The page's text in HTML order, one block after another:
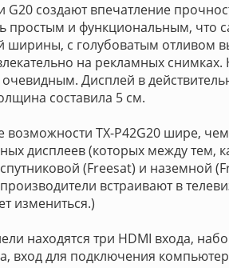
G20 создают впечатление
простым и функциональным, что
ширины, с голубоватым отливом
на рекламных
очевидным. Дисплей в
составила 5 см.
возможности TX-P42G20 шире,
дисплеев (которых между тем,
(Freesat) и наземной
встраивают в
измениться.)
находятся три HDMI входа,
вход для подключения